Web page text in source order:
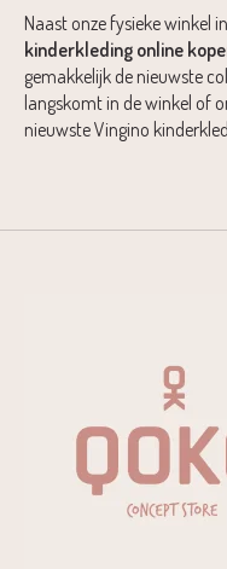
Naast onze fysieke winkel in
kinderkleding online
gemakkelijk de nieuwste
langskomt in de winkel of
nieuwste Vingino